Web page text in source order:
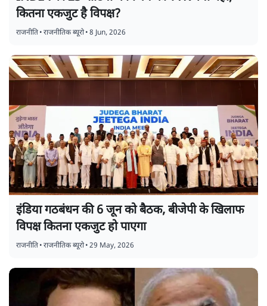
कितना एकजुट है विपक्ष?
राजनीति•राजनीतिक ब्यूरो•8 Jun, 2026
इंडिया गठबंधन की 6 जून को बैठक, बीजेपी के खिलाफ
विपक्ष कितना एकजुट हो पाएगा
राजनीति•राजनीतिक ब्यूरो•29 May, 2026